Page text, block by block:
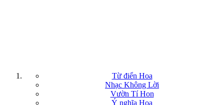
Từ điển Hoa
Nhạc Không Lời
Vườn Tí Hon
Ý nghĩa Hoa